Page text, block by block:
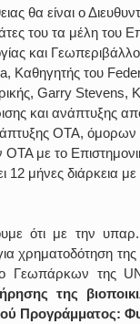
θα είναι ο
του τα μέλη του
και
του
Garry Stevens,
και
ΟΤΑ,
με το
μήνες διάρκεια
ότι με την
χρηματοδότηση
Γεωπάρκων της
της
Προγράμματος: